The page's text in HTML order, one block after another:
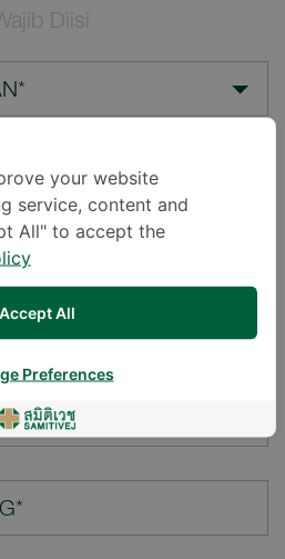
Diisi
your website
service, content and
All" to accept the
Accept All
Preferences